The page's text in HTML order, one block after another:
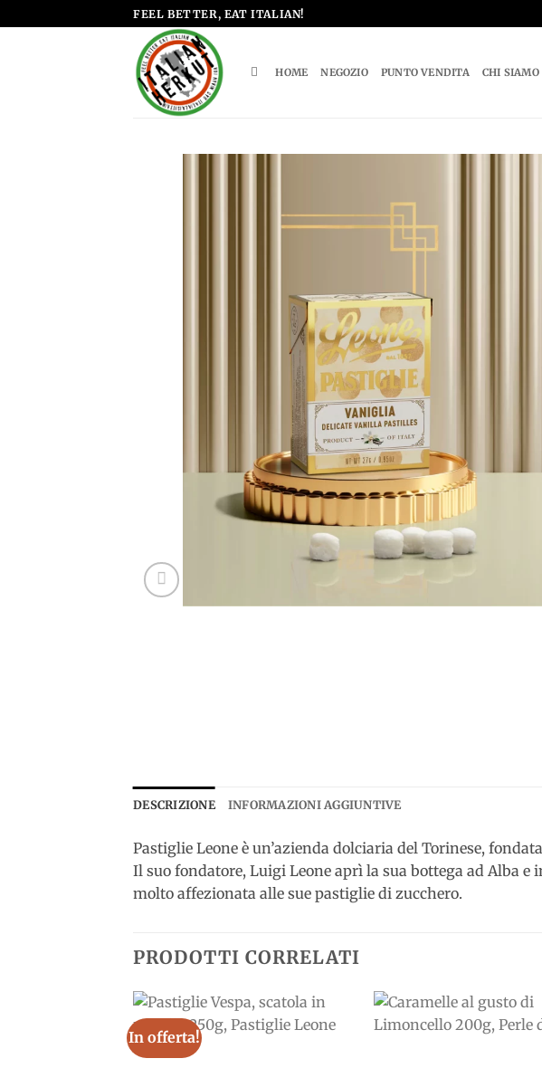
ai
FEEL BETTER, EAT ITALIAN!
HOME NEGOZIO PUNTO VENDITA CHI SIAMO
DESCRIZIONE INFORMAZIONI AGGIUNTIVE
Pastiglie Leone è un’azienda dolciaria del Torinese, fondata
Il suo fondatore, Luigi Leone aprì la sua bottega ad Alba
molto affezionata alle sue pastiglie di zucchero.
PRODOTTI CORRELATI
In offerta!